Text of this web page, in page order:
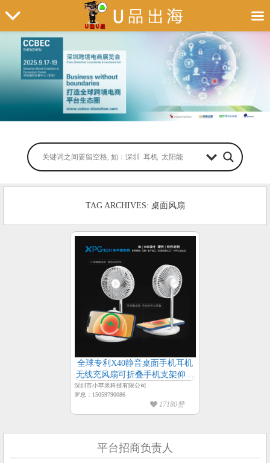
TAG ARCHIVES: 桌面风扇
全球专利X40静音桌面手机耳机
无线充风扇可折叠手机支架仰角
可调无刷电机静音风扇
深圳市小苹果科技有限公司
罗总：15059790086
17180赞
平台招商负责人